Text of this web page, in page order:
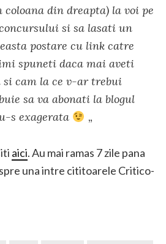
din dreapta) la voi pe
si sa lasati un
postare cu link catre
spuneti daca mai aveti
si cam la ce v-ar trebui
sa va abonati la blogul
s exagerata
„
aici. Au mai ramas 7 zile pana
una intre cititoarele Critico-